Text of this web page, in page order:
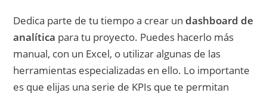
Dedica parte de tu tiempo a crear undashboard de
analítica para tu proyecto. Puedes hacerlo más
manual, con un Excel, o utilizar algunas de las
herramientas especializadas en ello. Lo importante
es que elijas una serie de KPIs que te permitan